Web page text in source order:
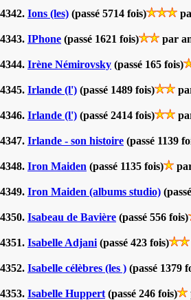
4342. Ions (les) (passé 5714 fois)
4343. IPhone (passé 1621 fois) par
4344. Irène Némirovsky (passé 165 fois)
4345. Irlande (l') (passé 1489 fois)
4346. Irlande (l') (passé 2414 fois)
4347. Irlande - son histoire (passé 1139
4348. Iron Maiden (passé 1135 fois)
4349. Iron Maiden (albums studio)
4350. Isabeau de Bavière (passé 556 fois)
4351. Isabelle Adjani (passé 423 fois)
4352. Isabelle célèbres (les ) (passé 1379
4353. Isabelle Huppert (passé 246 fois)